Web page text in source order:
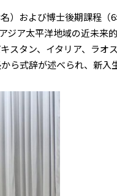
）および博士後期課程（
ジア太平洋地域の近未来
タン、イタリア、ラオ
ら式辞が述べられ、新入